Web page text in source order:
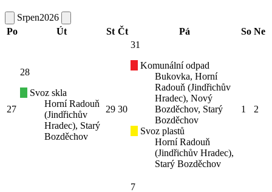
Srpen2026
Po
Út St Čt Pá So Ne
27
28
Svoz skla
Horní Radouň
(Jindřichův
Hradec), Starý
Bozděchov
29 30
31
Komunální odpad
Bukovka, Horní
Radouň (Jindřichův
Hradec), Nový
Bozděchov, Starý
Bozděchov
Svoz plastů
Horní Radouň
(Jindřichův Hradec),
Starý Bozděchov
1 2
7